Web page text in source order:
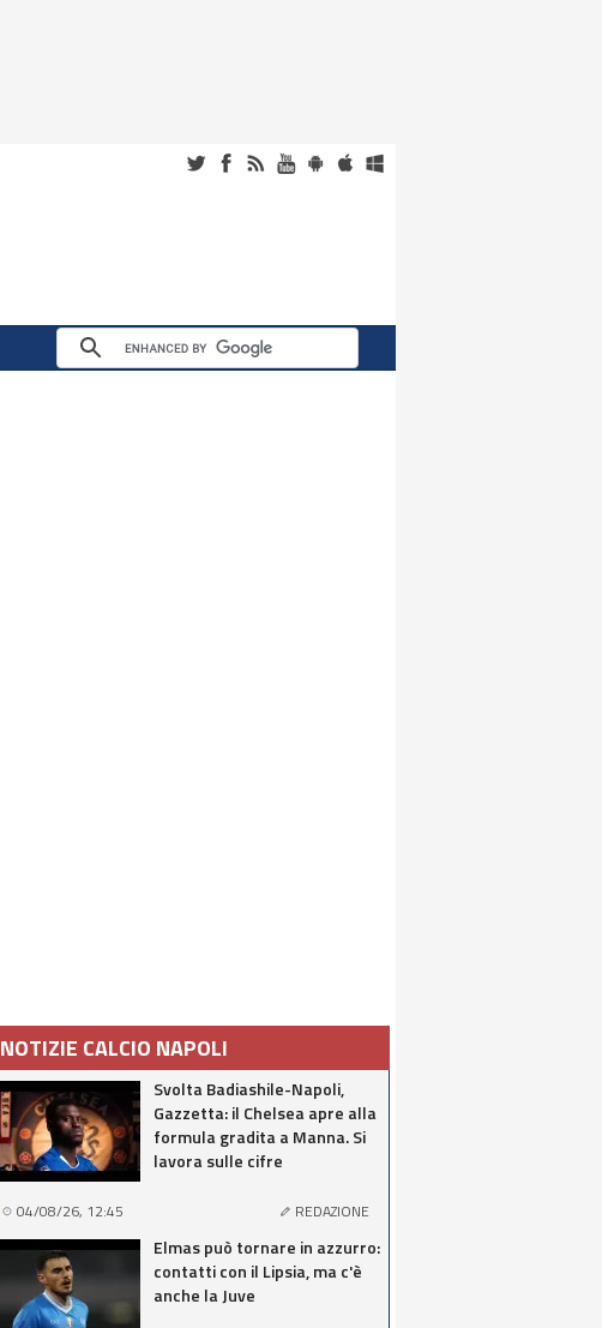
NOTIZIE CALCIO NAPOLI
Svolta Badiashile-Napoli,
Gazzetta: il Chelsea apre alla
formula gradita a Manna. Si
lavora sulle cifre
04/08/26, 12:45 REDAZIONE
Elmas può tornare in azzurro:
contatti con il Lipsia, ma c'è
anche la Juve